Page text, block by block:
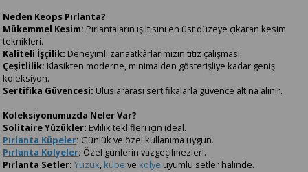
Neden Keops Pırlanta?
Mükemmel Kesim: Pırlantaların ışıltısını en üst düzeye çıkaran kesim
teknikleri.
Kaliteli İşçilik: Deneyimli zanaatkârlarımızın titiz çalışması.
Çeşitlilik: Klasikten moderne, minimalden gösterişliye kadar geniş
koleksiyon.
Sertifika Güvencesi: Uluslararası sertifikalarla güvence altına alınır.
Koleksiyonumuzda Neler Var?
Solitaire Yüzükler: Evlilik teklifleri için ideal.
Pırlanta Küpeler: Günlük ve özel kullanıma uygun.
Pırlanta Kolyeler: Özel günlerin vazgeçilmezleri.
Pırlanta Setler: Yüzük, küpe ve kolye uyumlu setler halinde.